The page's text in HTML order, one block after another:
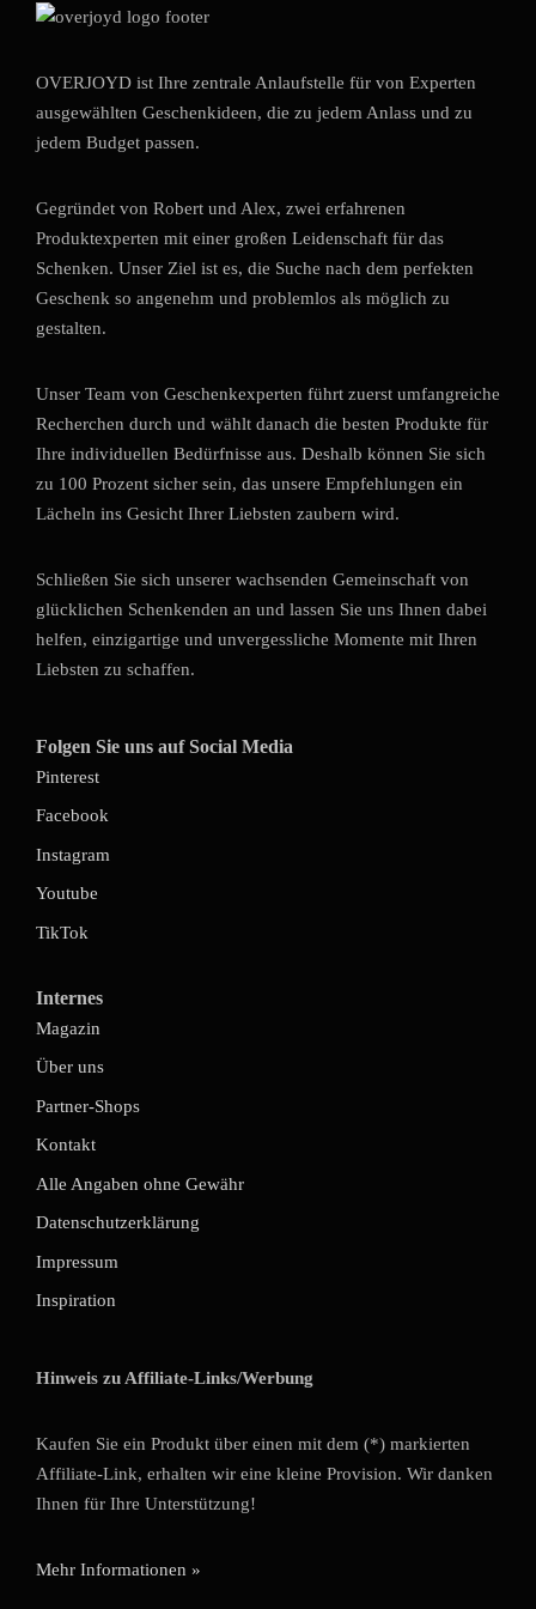
OVERJOYD ist Ihre zentrale Anlaufstelle für von Experten
ausgewählten Geschenkideen, die zu jedem Anlass und zu
jedem Budget passen.
Gegründet von Robert und Alex, zwei erfahrenen
Produktexperten mit einer großen Leidenschaft für das
Schenken. Unser Ziel ist es, die Suche nach dem perfekten
Geschenk so angenehm und problemlos als möglich zu
gestalten.
Unser Team von Geschenkexperten führt zuerst umfangreiche
Recherchen durch und wählt danach die besten Produkte für
Ihre individuellen Bedürfnisse aus. Deshalb können Sie sich
zu 100 Prozent sicher sein, das unsere Empfehlungen ein
Lächeln ins Gesicht Ihrer Liebsten zaubern wird.
Schließen Sie sich unserer wachsenden Gemeinschaft von
glücklichen Schenkenden an und lassen Sie uns Ihnen dabei
helfen, einzigartige und unvergessliche Momente mit Ihren
Liebsten zu schaffen.
Folgen Sie uns auf Social Media
Pinterest
Facebook
Instagram
Youtube
TikTok
Internes
Magazin
Über uns
Partner-Shops
Kontakt
Alle Angaben ohne Gewähr
Datenschutzerklärung
Impressum
Inspiration
Hinweis zu Affiliate-Links/Werbung
Kaufen Sie ein Produkt über einen mit dem (*) markierten
Affiliate-Link, erhalten wir eine kleine Provision. Wir danken
Ihnen für Ihre Unterstützung!
Mehr Informationen »